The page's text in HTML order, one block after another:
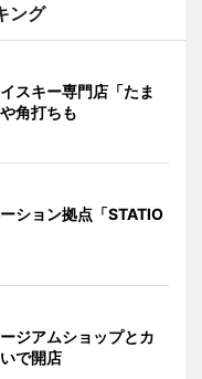
ング
スキー専門店「たま
角打ちも
ション拠点「STATIO
ジアムショップとカ
で開店